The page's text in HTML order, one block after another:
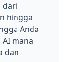
dari
hingga
Anda
mana
dan